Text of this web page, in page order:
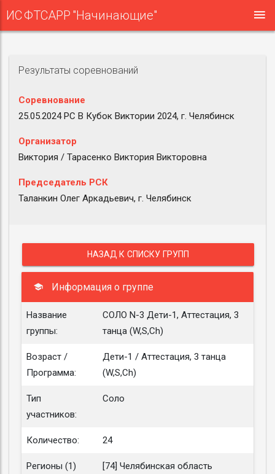
ИС ФТСАРР "Начинающие"
Результаты соревнований
Соревнование
25.05.2024 РС B Кубок Виктории 2024, г. Челябинск
Организатор
Виктория / Тарасенко Виктория Викторовна
Председатель РСК
Таланкин Олег Аркадьевич, г. Челябинск
НАЗАД К СПИСКУ ГРУПП
Информация о группе
Название
группы:
СОЛО N-3 Дети-1, Аттестация, 3
танца (W,S,Ch)
Возраст /
Программа:
Дети-1 / Аттестация, 3 танца
(W,S,Ch)
Тип
участников:
Соло
Количество: 24
Регионы (1) [74] Челябинская область